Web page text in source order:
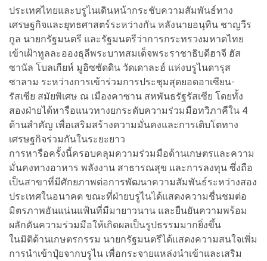
ประเทศไทยและบรูไนเดินหน้ากระชับความสัมพันธ์ทาง
เศรษฐกิจและยุทธศาสตร์ระหว่างกัน หลังนายอนุทิน ชาญวีร
กูล นายกรัฐมนตรี และรัฐมนตรีว่าการกระทรวงมหาดไทย
เข้าเฝ้าทูลละอองธุลีพระบาทสมเด็จพระราชาธิบดีฮาจี ฮัส
ซานัล โบลเกียห์ มูอิซซัดดิน วัดเดาละฮ์ แห่งบรูไนดารุส
ซาลาม ระหว่างการเข้าร่วมการประชุมสุดยอดอาเซียน-
รัสเซีย สมัยพิเศษ ณ เมืองคาซาน สหพันธรัฐรัสเซีย โดยทั้ง
สองฝ่ายได้หารือแนวทางยกระดับความร่วมมือทวิภาคีใน 4
ด้านสำคัญ เพื่อเสริมสร้างความมั่นคงและการเติบโตทาง
เศรษฐกิจร่วมกันในระยะยาว
การหารือครั้งนี้ครอบคลุมความร่วมมือด้านเกษตรและความ
มั่นคงทางอาหาร พลังงาน สาธารณสุข และการลงทุน ซึ่งถือ
เป็นสาขาที่มีศักยภาพต่อการพัฒนาความสัมพันธ์ระหว่างสอง
ประเทศในอนาคต ขณะที่ฝ่ายบรูไนได้แสดงความชื่นชมต่อ
มิตรภาพอันแน่นแฟ้นที่มีมายาวนาน และยืนยันความพร้อม
ผลักดันความร่วมมือให้เกิดผลเป็นรูปธรรมมากยิ่งขึ้น
ในมิติด้านเกษตรกรรม นายกรัฐมนตรีได้แสดงความสนใจเพิ่ม
การนำเข้าปุ๋ยจากบรูไน เพื่อกระจายแหล่งนำเข้าและเสริม